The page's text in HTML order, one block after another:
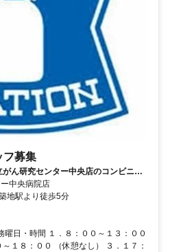
フ募集
ん研究センター中央店のコンビニス
中央病院店
地駅より徒歩5分
曜日・時間 １．８：００～１３：００
～１８：００ （休憩なし） ３．１７：